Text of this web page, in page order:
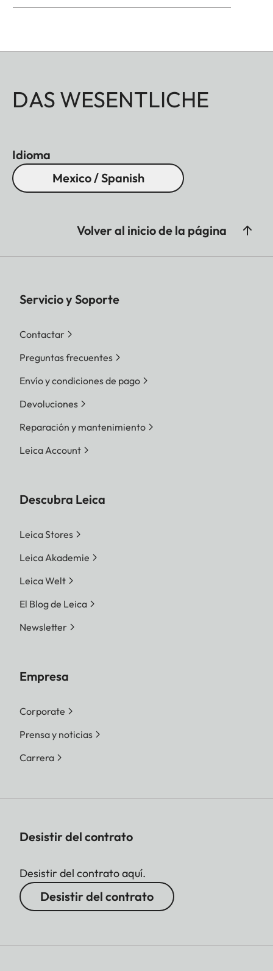
DAS WESENTLICHE
Idioma
Mexico / Spanish
Volver al inicio de la página
Servicio y Soporte
Contactar
Preguntas frecuentes
Envío y condiciones de pago
Devoluciones
Reparación y mantenimiento
Leica Account
Descubra Leica
Leica Stores
Leica Akademie
Leica Welt
El Blog de Leica
Newsletter
Empresa
Corporate
Prensa y noticias
Carrera
Desistir del contrato
Desistir del contrato aquí.
Desistir del contrato